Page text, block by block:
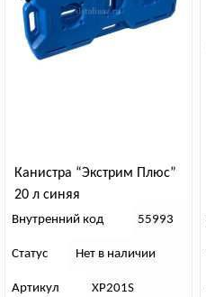
Канистра “Экстрим Плюс”
20 л синяя
Внутренний код 55993
Статус Нет в наличии
Артикул XP201S